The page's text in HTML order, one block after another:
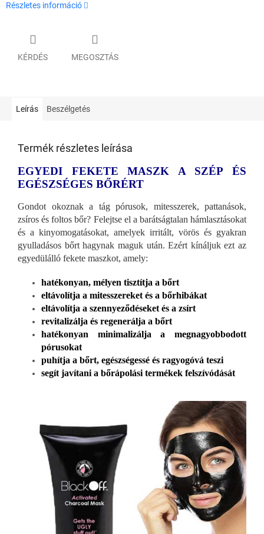
Részletes információ
KÉRDÉS MEGOSZTÁS
Leírás Beszélgetés
Termék részletes leírása
EGYEDI FEKETE MASZK A SZÉP ÉS
EGÉSZSÉGES BŐRÉRT
Gondot okoznak a tág pórusok, mitesszerek, pattanások,
zsíros és foltos bőr? Felejtse el a barátságtalan hámlasztásokat
és a kinyomogatásokat, amelyek irritált, vörös és gyakran
gyulladásos bőrt hagynak maguk után. Ezért kínáljuk ezt az
egyedülálló fekete maszkot, amely:
hatékonyan, mélyen tisztítja a bőrt
eltávolítja a mitesszereket és a bőrhibákat
eltávolítja a szennyeződéseket és a zsírt
revitalizálja és regenerálja a bőrt
hatékonyan minimalizálja a megnagyobbodott
pórusokat
puhítja a bőrt, egészségessé és ragyogóvá teszi
segít javítani a bőrápolási termékek felszívódását